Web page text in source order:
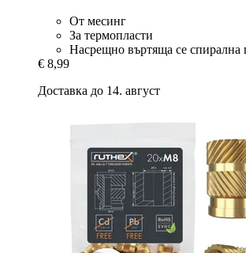
От месинг
За термопласти
Насрещно въртяща се спирална
€ 8,99
Доставка до 14. август